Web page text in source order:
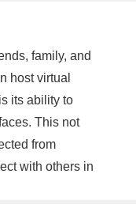
family, and
host virtual
its ability to
This not
from
with others in